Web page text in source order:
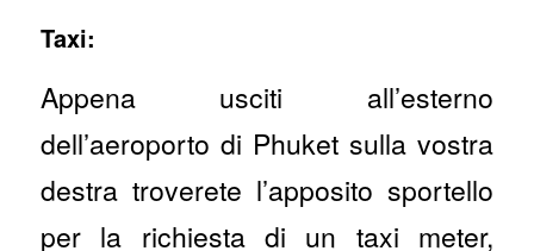
Taxi:
Appena usciti all’esterno
dell’aeroporto di Phuket sulla vostra
destra troverete l’apposito sportello
per la richiesta di un taxi meter,